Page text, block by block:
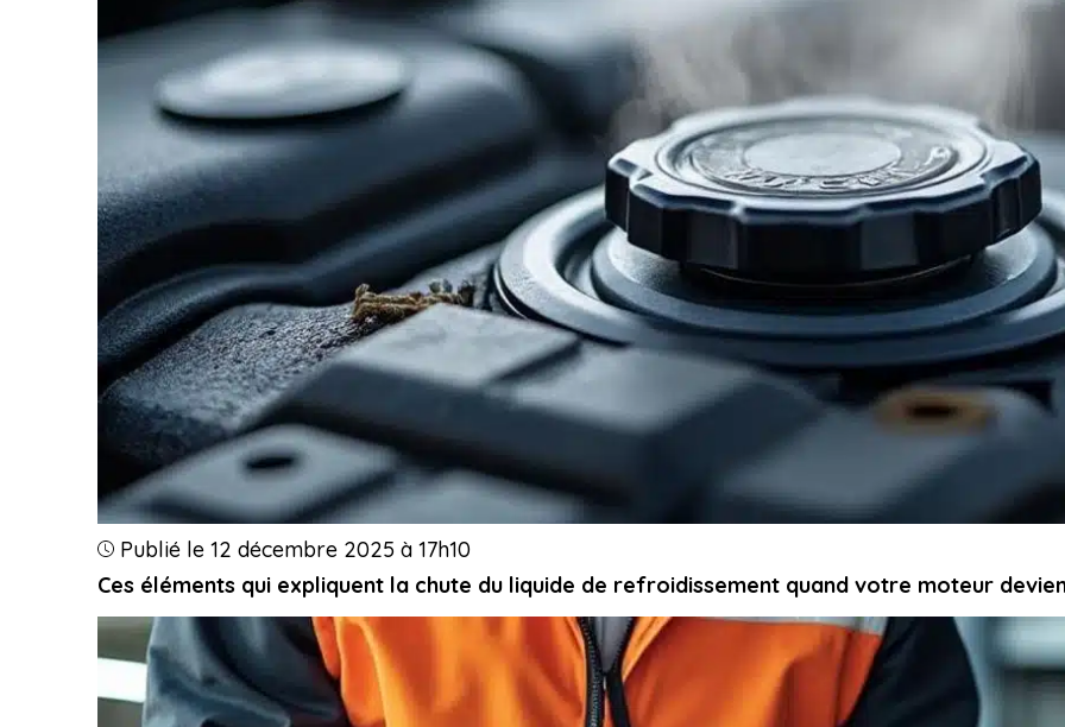
Ces éléments qui expliquent la chute du liquide de refroidissement quand votre moteur
Publié le 12 décembre 2025 à 17h10